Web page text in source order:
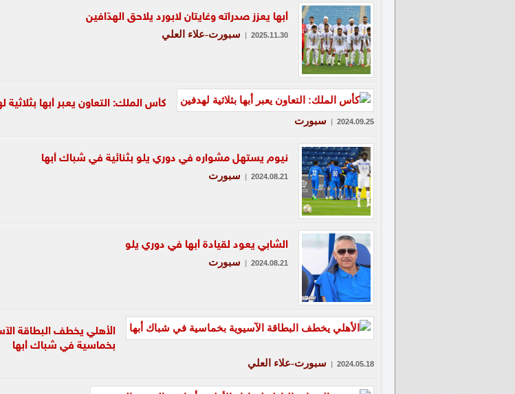
أبها يعزز صدراته وغايتان لابورد يلاحق الهدّافين
2025.11.30
| سبورت-علاء العلي
كأس الملك: التعاون يعبر أبها بثلاثية
2024.09.25
| سبورت
نيوم يستهل مشواره في دوري يلو بثنائية في شباك أبها
2024.08.21
| سبورت
الشابي يعود لقيادة أبها في دوري يلو
2024.08.21
| سبورت
الأهلي يخطف البطاقة
بخماسية في شباك أبها
2024.05.18
| سبورت-علاء العلي